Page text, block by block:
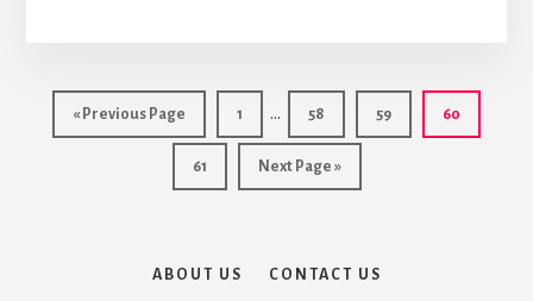
« Go
to
Previous Page Page
1
Interim
pages
omitted
… Page
58 Page
59 Page
60
Page
61
Go
to
Next Page »
ABOUT US CONTACT US